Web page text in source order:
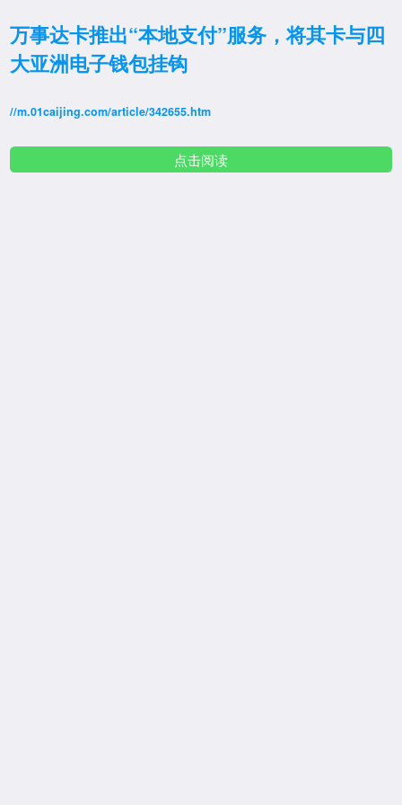
万事达卡推出“本地支付”服务，将其卡与四
大亚洲电子钱包挂钩
//m.01caijing.com/article/342655.htm
点击阅读